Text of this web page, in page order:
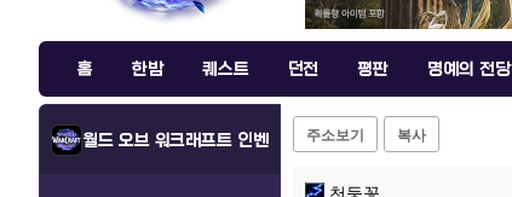
홈 한밤 퀘스트 던전 평판 명예의 전당
월드 오브 워크래프트 인벤 주소보기 복사